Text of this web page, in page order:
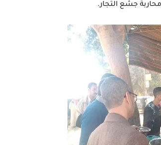
جشع التجار.